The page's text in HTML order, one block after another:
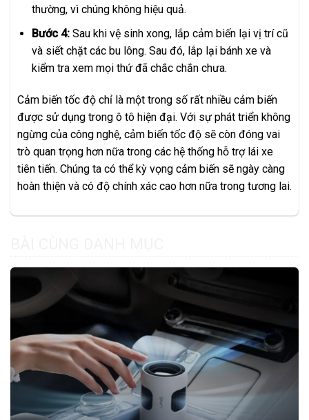
thường, vì chúng không hiệu quả.
Bước 4:Sau khi vệ sinh xong, lắp cảm biến lại vị trí cũ
và siết chặt các bu lông. Sau đó, lắp lại bánh xe và
kiểm tra xem mọi thứ đã chắc chắn chưa.
Cảm biến tốc độ chỉ là một trong số rất nhiều cảm biến
được sử dụng trong ô tô hiện đại. Với sự phát triển không
ngừng của công nghệ, cảm biến tốc độ sẽ còn đóng vai
trò quan trọng hơn nữa trong các hệ thống hỗ trợ lái xe
tiên tiến. Chúng ta có thể kỳ vọng cảm biến sẽ ngày càng
hoàn thiện và có độ chính xác cao hơn nữa trong tương lai.